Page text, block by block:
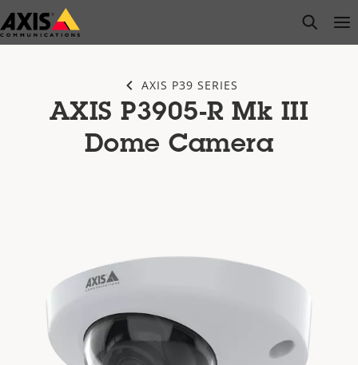
Zum
Hauptinhalt
open
AXIS P39 SERIES
AXIS P3905-R Mk III
Dome Camera